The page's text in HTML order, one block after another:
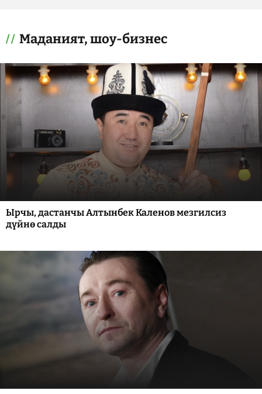
Маданият, шоу-бизнес
Ырчы, дастанчы Алтынбек Каленов мезгилсиз
дүйнө салды